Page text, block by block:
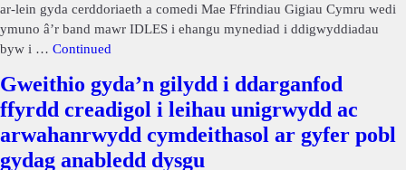
ar-lein gyda cerddoriaeth a comedi Mae Ffrindiau Gigiau Cymru wedi
ymuno â’r band mawr IDLES i ehangu mynediad i ddigwyddiadau
byw i … Continued
Gweithio gyda’n gilydd i ddarganfod
ffyrdd creadigol i leihau unigrwydd ac
arwahanrwydd cymdeithasol ar gyfer pobl
gydag anabledd dysgu